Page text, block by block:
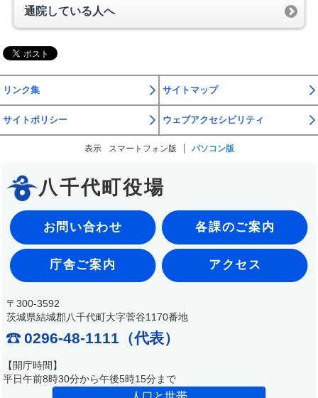
通院している人へ
リンク集 サイトマップ
サイトポリシー ウェブアクセシビリティ
表示 スマートフォン版 パソコン版
八千代町役場
お問い合わせ 各課のご案内
庁舎ご案内 アクセス
〒300-3592
茨城県結城郡八千代町大字菅谷1170番地
0296-48-1111（代表）
【開庁時間】
平日午前8時30分から午後5時15分まで